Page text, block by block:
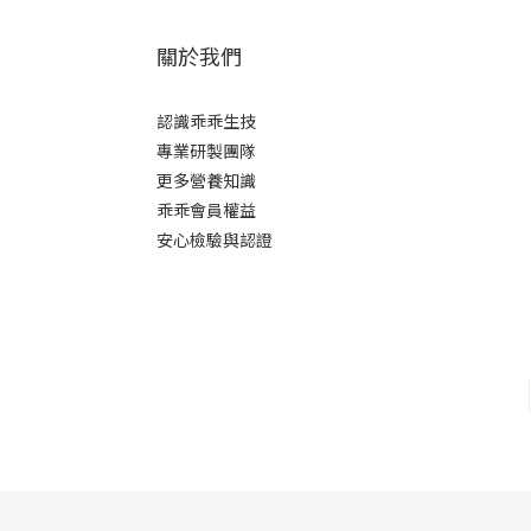
關於我們
認識乖乖生技
專業研製團隊
更多營養知識
乖乖會員權益
安心檢驗與認證